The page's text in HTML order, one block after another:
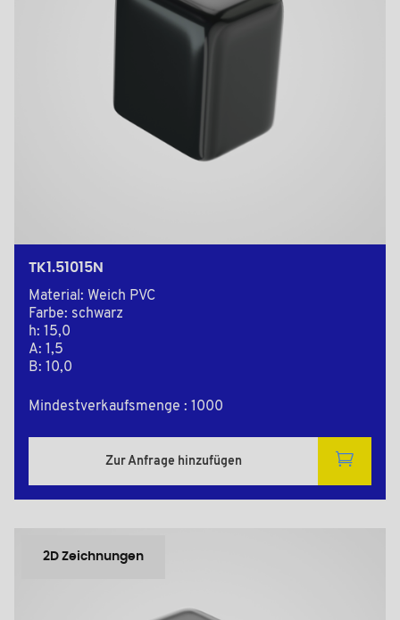
TK1.51015N
Material: Weich PVC
Farbe: schwarz
h: 15,0
A: 1,5
B: 10,0
Mindestverkaufsmenge : 1000
Zur Anfrage hinzufügen
2D Zeichnungen